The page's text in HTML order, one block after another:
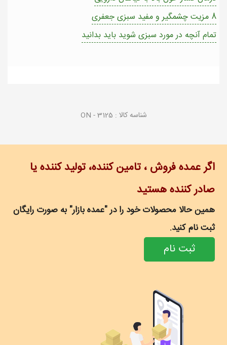
8 مزیت چشمگیر و مفید سبزی جعفری
تمام آنچه در مورد سبزی شوید باید بدانید
شناسه کالا : ON - 3125
اگر عمده فروش ، تامین کننده، تولید کننده یا
صادر کننده هستید
همین حالا محصولات خود را در "عمده بازار" به صورت رایگان
ثبت نام کنید.
ثبت نام